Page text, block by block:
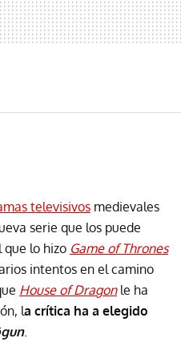
televisivos medievales
serie que los puede
lo hizo Game of Thrones
intentos en el camino
House of Dragonle ha
la crítica ha a elegido
.